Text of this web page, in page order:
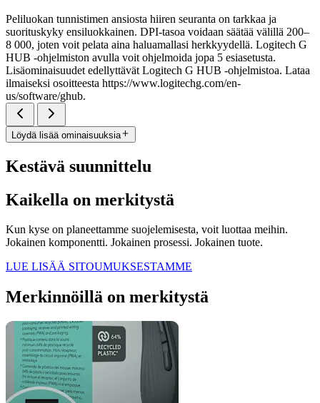
Peliluokan tunnistimen ansiosta hiiren seuranta on tarkkaa ja
suorituskyky ensiluokkainen. DPI-tasoa voidaan säätää välillä 200–
8 000, joten voit pelata aina haluamallasi herkkyydellä. Logitech G
HUB -ohjelmiston avulla voit ohjelmoida jopa 5 esiasetusta.
Lisäominaisuudet edellyttävät Logitech G HUB -ohjelmistoa. Lataa
ilmaiseksi osoitteesta https://www.logitechg.com/en-
us/software/ghub.
Löydä lisää ominaisuuksia
Kestävä suunnittelu
Kaikella on merkitystä
Kun kyse on planeettamme suojelemisesta, voit luottaa meihin.
Jokainen komponentti. Jokainen prosessi. Jokainen tuote.
LUE LISÄÄ SITOUMUKSESTAMME
Merkinnöillä on merkitystä